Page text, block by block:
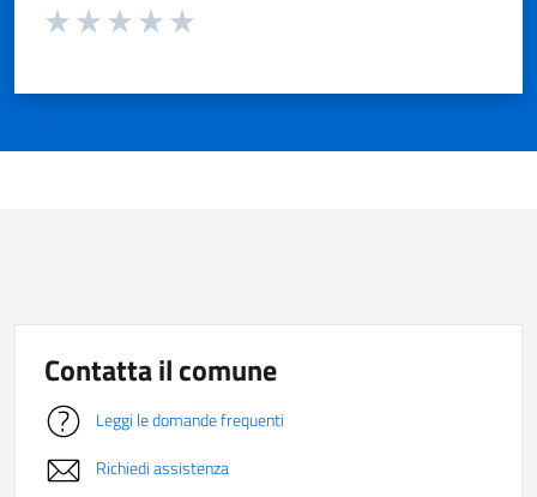
Valuta da 1 a 5 stelle la pagina
Contatta il comune
Leggi le domande frequenti
Richiedi assistenza